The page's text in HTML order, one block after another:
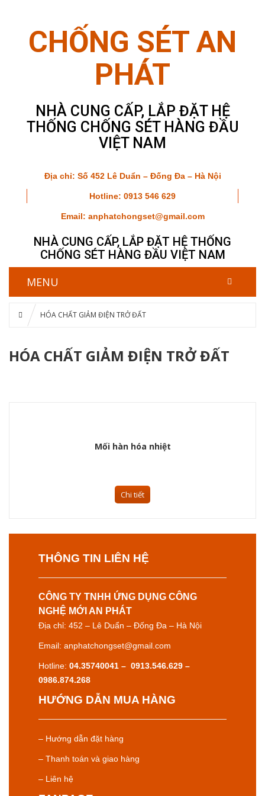
CHỐNG SÉT AN
PHÁT
NHÀ CUNG CẤP, LẮP ĐẶT HỆ
THỐNG CHỐNG SÉT HÀNG ĐẦU
VIỆT NAM
Địa chỉ: Số 452 Lê Duẩn – Đống Đa – Hà Nội
Hotline: 0913 546 629
Email: anphatchongset@gmail.com
NHÀ CUNG CẤP, LẮP ĐẶT HỆ THỐNG
CHỐNG SÉT HÀNG ĐẦU VIỆT NAM
MENU
HÓA CHẤT GIẢM ĐIỆN TRỞ ĐẤT
HÓA CHẤT GIẢM ĐIỆN TRỞ ĐẤT
Mối hàn hóa nhiệt
Chi tiết
THÔNG TIN LIÊN HỆ
CÔNG TY TNHH ỨNG DỤNG CÔNG
NGHỆ MỚI AN PHÁT
Địa chỉ: 452 – Lê Duẩn – Đống Đa – Hà Nội
Email: anphatchongset@gmail.com
Hotline: 04.35740041 – 0913.546.629 –
0986.874.268
HƯỚNG DẪN MUA HÀNG
– Hướng dẫn đặt hàng
– Thanh toán và giao hàng
– Liên hệ